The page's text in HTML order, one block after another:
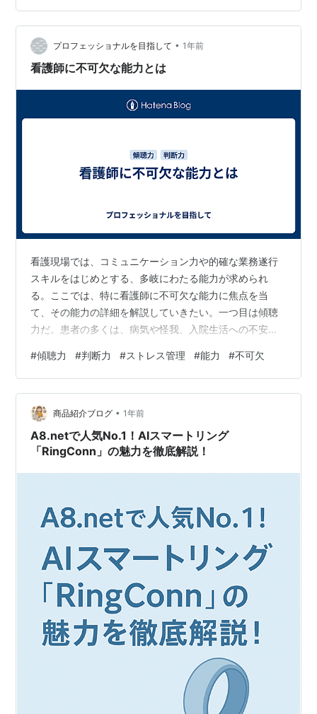
思えるポイントが多すぎたので、この記事でまとめてい
きます。…
プロフェッショナルを目指して • 1年前
看護師に不可欠な能力とは
看護現場では、コミュニケーション力や的確な業務遂行
スキルをはじめとする、多岐にわたる能力が求められ
る。ここでは、特に看護師に不可欠な能力に焦点を当
て、その能力の詳細を解説していきたい。一つ目は傾聴
力だ。患者の多くは、病気や怪我、入院生活への不安を
いる看護師に対し、医師や家族には言えない本音を話し
てくれることも多い。このとき、患者の気持ちを軽くす
るためには、単に話を聞くだけでなく、その言葉の裏に
ある感情や真意を汲み取ることが大事だ。それはすなわ
ち、本当の意味での傾聴力であり、患者との信頼関係を
築き、より質の高いケアを提供するための土台といって
#傾聴力 #判断力 #ストレス管理 #能力 #不可欠
商品紹介ブログ • 1年前
A8.netで人気No.1！AIスマートリング
「RingConn」の魅力を徹底解説！